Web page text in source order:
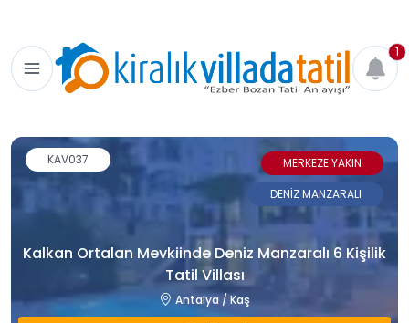
1
Kalkan Ortalan Mevkiinde Deniz Manzaralı 6 Kişilik
Tatil Villası
Antalya / Kaş
KAV037
MERKEZE YAKIN
DENİZ MANZARALI